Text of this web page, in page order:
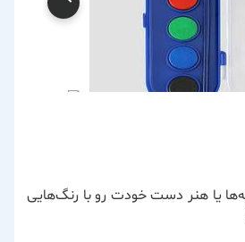
یا هنر دست خودت رو با رنگ‌هایی